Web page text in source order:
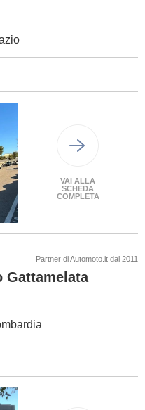
VAI ALLA
SCHEDA
COMPLETA
Partner di Automoto.it dal 2011
Gattamelata